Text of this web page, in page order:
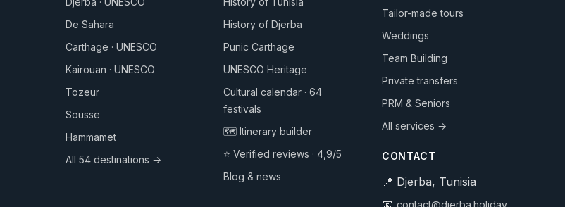
De Sahara
Carthage · UNESCO
Kairouan · UNESCO
Tozeur
Sousse
Hammamet
All 54 destinations →
History of Djerba
Punic Carthage
UNESCO Heritage
Cultural calendar · 64
festivals
🗺️ Itinerary builder
⭐ Verified reviews · 4,9/5
Blog & news
Tailor-made tours
Weddings
Team Building
Private transfers
PRM & Seniors
All services →
CONTACT
📍 Djerba, Tunisia
📧 contact@djerba.holiday